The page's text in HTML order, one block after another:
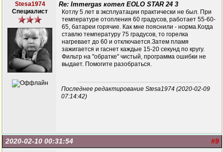
Stesa1974
Специалист
Re: Immergas котел EOLO STAR 24 3
Котлу 5 лет в эксплуатации практически не был. При
температуре отопления 60 градусов, работает 55-60-
65, батареи горячие. Как мне пояснили - норма.Когда
ставлю температуру 75 градусов, то горелка
нагревает до 60 и отключается.Затем пламя
зажигается и гаснет каждые 15-20 секунд по кругу.
Фильтр на "обратке" чистый, программа ошибки не
выдает. Помогите разобраться.
Последнее редактирование Stesa1974 (2020-02-09
07:14:42)
#9
2020-02-10 00:31:54